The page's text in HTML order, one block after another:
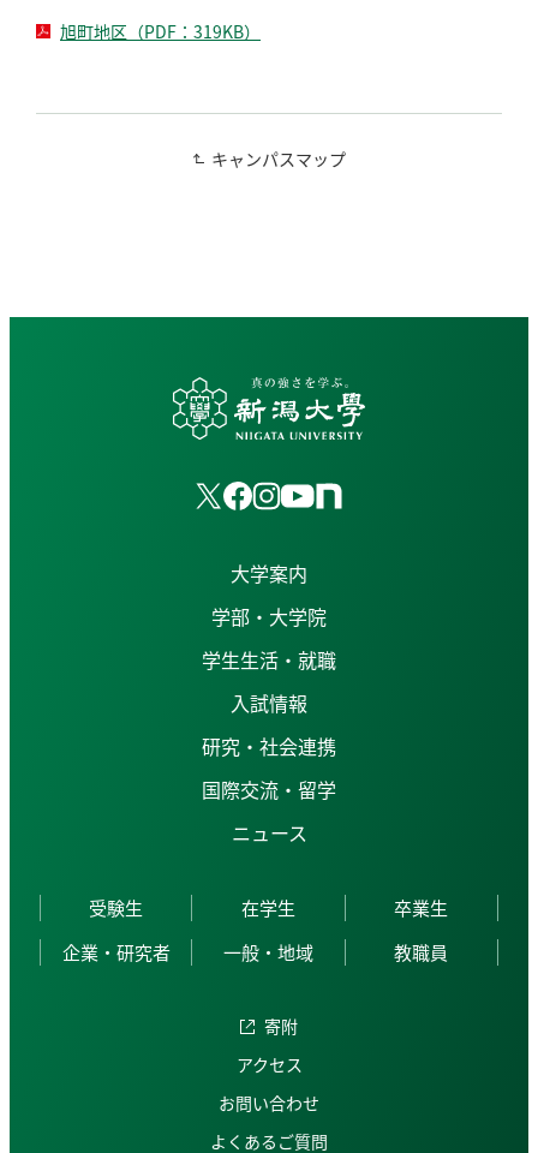
旭町地区（PDF：319KB）
キャンパスマップ
大学案内
学部・大学院
学生生活・就職
入試情報
研究・社会連携
国際交流・留学
ニュース
受験生 在学生
卒業生
企業・研究者
一般・地域 教職員
寄附
アクセス
お問い合わせ
よくあるご質問